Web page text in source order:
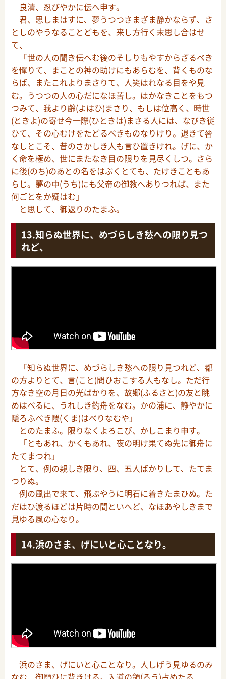
良清、忍びやかに伝へ申す。
君、思しまはすに、夢うつつさまざま静かならず、さ
としのやうなることどもを、来し方行く末思し合はせ
て、
「世の人の聞き伝へむ後のそしりもやすからざるべき
を憚りて、まことの神の助けにもあらむを、背くものな
らば、またこれよりまさりて、人笑はれなる目をや見
む。うつつの人の心だになほ苦し。はかなきことをもつ
つみて、我より齢(よはひ)まさり、もしは位高く、時世
(ときよ)の寄せ今一際(ひときは)まさる人には、なびき従
ひて、その心むけをたどるべきものなりけり。退きて咎
なしとこそ、昔のさかしき人も言ひ置きけれ。げに、か
く命を極め、世にまたなき目の限りを見尽くしつ。さら
に後(のち)のあとの名をはぶくとても、たけきこともあ
らじ。夢の中(うち)にも父帝の御教へありつれば、また
何ごとをか疑はむ」
と思して、御返りのたまふ。
知らぬ世界に、めづらしき愁への限り見つ
れど、
「知らぬ世界に、めづらしき愁への限り見つれど、都
の方よりとて、言(こと)問ひおこする人もなし。ただ行
方なき空の月日の光ばかりを、故郷(ふるさと)の友と眺
めはべるに、うれしき釣舟をなむ。かの浦に、静やかに
隠ろふべき隈(くま)はべりなむや」
とのたまふ。限りなくよろこび、かしこまり申す。
「ともあれ、かくもあれ、夜の明け果てぬ先に御舟に
たてまつれ」
とて、例の親しき限り、四、五人ばかりして、たてま
つりぬ。
例の風出で来て、飛ぶやうに明石に着きたまひぬ。た
だはひ渡るほどは片時の間といへど、なほあやしきまで
見ゆる風の心なり。
浜のさま、げにいと心ことなり。
浜のさま、げにいと心ことなり。人しげう見ゆるのみ